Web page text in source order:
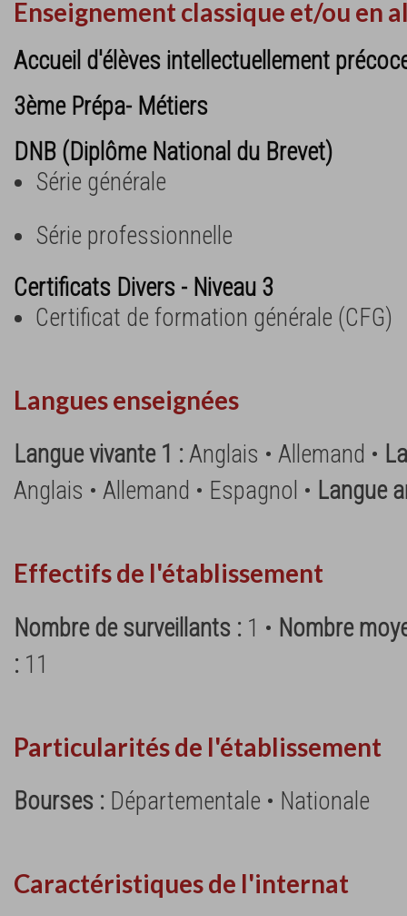
Enseignement classique et/ou en
Accueil d'élèves intellectuellement
3ème Prépa- Métiers
DNB (Diplôme National du Brevet)
Série générale
Série professionnelle
Certificats Divers - Niveau 3
Certificat de formation générale (CFG)
Langues enseignées
Langue vivante 1 :Anglais • Allemand •
Anglais • Allemand • Espagnol • Langue
Effectifs de l'établissement
Nombre de surveillants : 1 • Nombre
: 11
Particularités de l'établissement
Bourses : Départementale • Nationale
Caractéristiques de l'internat